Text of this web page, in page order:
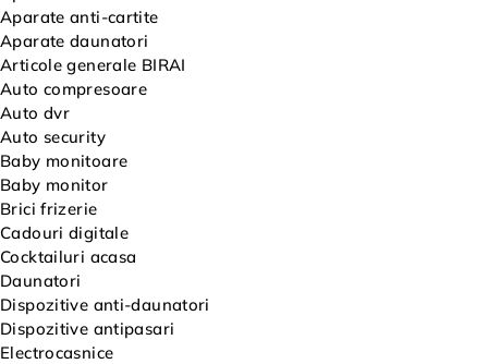
Aparate anti-cartite
Aparate daunatori
Articole generale BIRAI
Auto compresoare
Auto dvr
Auto security
Baby monitoare
Baby monitor
Brici frizerie
Cadouri digitale
Cocktailuri acasa
Daunatori
Dispozitive anti-daunatori
Dispozitive antipasari
Electrocasnice